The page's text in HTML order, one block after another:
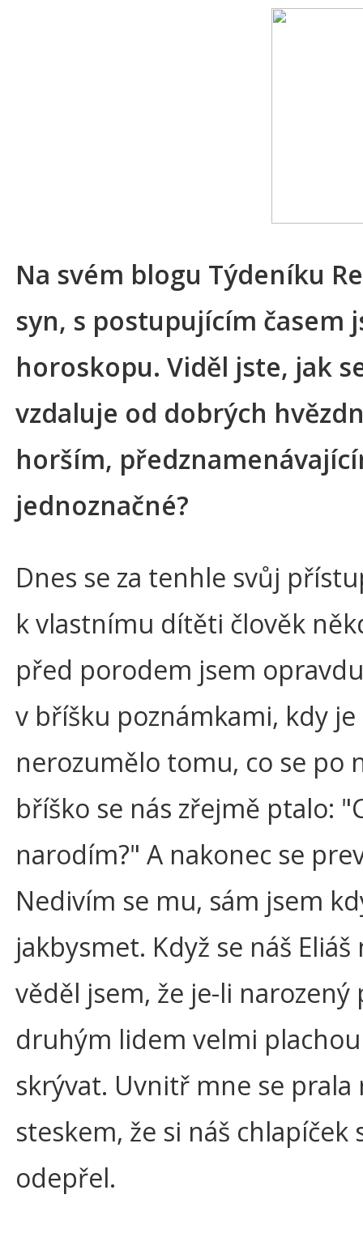
Na svém blogu Týdeníku
syn, s postupujícím časem
horoskopu. Viděl jste, jak
vzdaluje od dobrých
horším,
jednoznačné?
Dnes se za tenhle svůj
k vlastnímu dítěti člověk
před porodem jsem
v bříšku poznámkami, kdy
nerozumělo tomu, co se po
bříško se nás zřejmě ptalo:
narodím?" A nakonec se
Nedivím se mu, sám jsem
jakbysmet. Když se náš
věděl jsem, že je-li
druhým lidem velmi
skrývat. Uvnitř mne se
steskem, že si náš
odepřel.